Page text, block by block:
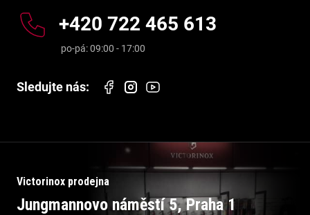
+420 722 465 613
Victorinox prodejna
Jungmannovo náměstí 5, Praha 1